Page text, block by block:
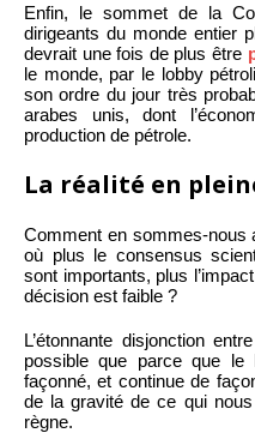
Enfin, le sommet de la
dirigeants du monde entier
devrait une fois de plus être
le monde, par le lobby
son ordre du jour très
arabes unis, dont
production de pétrole.
La réalité en
Comment en sommes-nous
où plus le consensus
sont importants, plus
décision est faible ?
L’étonnante disjonction
possible que parce que le
façonné, et continue de
de la gravité de ce qui
règne.